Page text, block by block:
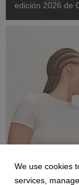
edición 2026 de
We use cookies
services,